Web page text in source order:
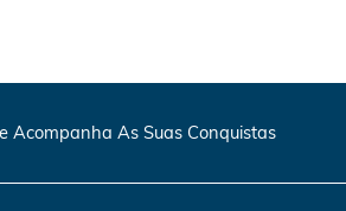
Acompanha As Suas Conquistas